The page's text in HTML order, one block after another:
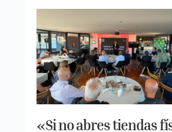
«Si no abres tiendas